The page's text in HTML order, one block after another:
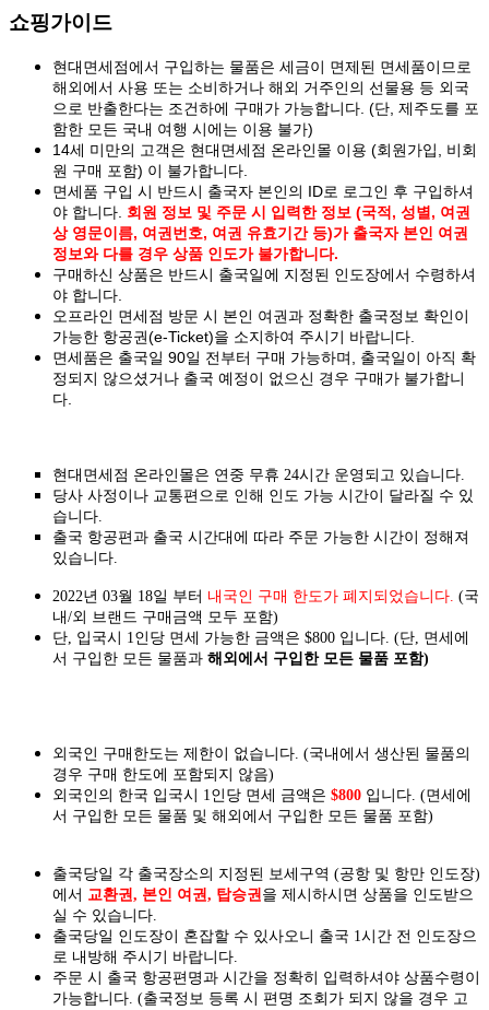
쇼핑가이드
현대면세점에서 구입하는 물품은 세금이 면제된 면세품이므로
해외에서 사용 또는 소비하거나 해외 거주인의 선물용 등 외국
으로 반출한다는 조건하에 구매가 가능합니다. (단, 제주도를 포
함한 모든 국내 여행 시에는 이용 불가)
14세 미만의 고객은 현대면세점 온라인몰 이용 (회원가입, 비회
원 구매 포함) 이 불가합니다.
면세품 구입 시 반드시 출국자 본인의 ID로 로그인 후 구입하셔
야 합니다. 회원 정보 및 주문 시 입력한 정보 (국적, 성별, 여권
상 영문이름, 여권번호, 여권 유효기간 등)가 출국자 본인 여권
정보와 다를 경우 상품 인도가 불가합니다.
구매하신 상품은 반드시 출국일에 지정된 인도장에서 수령하셔
야 합니다.
오프라인 면세점 방문 시 본인 여권과 정확한 출국정보 확인이
가능한 항공권(e-Ticket)을 소지하여 주시기 바랍니다.
면세품은 출국일 90일 전부터 구매 가능하며, 출국일이 아직 확
정되지 않으셨거나 출국 예정이 없으신 경우 구매가 불가합니
다.
현대면세점 온라인몰은 연중 무휴 24시간 운영되고 있습니다.
당사 사정이나 교통편으로 인해 인도 가능 시간이 달라질 수 있
습니다.
출국 항공편과 출국 시간대에 따라 주문 가능한 시간이 정해져
있습니다.
2022년 03월 18일 부터 내국인 구매 한도가 폐지되었습니다. (국
내/외 브랜드 구매금액 모두 포함)
단, 입국시 1인당 면세 가능한 금액은 $800 입니다. (단, 면세에
서 구입한 모든 물품과 해외에서 구입한 모든 물품 포함)
외국인 구매한도는 제한이 없습니다. (국내에서 생산된 물품의
경우 구매 한도에 포함되지 않음)
외국인의 한국 입국시 1인당 면세 금액은 $800 입니다. (면세에
서 구입한 모든 물품 및 해외에서 구입한 모든 물품 포함)
출국당일 각 출국장소의 지정된 보세구역 (공항 및 항만 인도장)
에서 교환권, 본인 여권, 탑승권을 제시하시면 상품을 인도받으
실 수 있습니다.
출국당일 인도장이 혼잡할 수 있사오니 출국 1시간 전 인도장으
로 내방해 주시기 바랍니다.
주문 시 출국 항공편명과 시간을 정확히 입력하셔야 상품수령이
가능합니다. (출국정보 등록 시 편명 조회가 되지 않을 경우 고